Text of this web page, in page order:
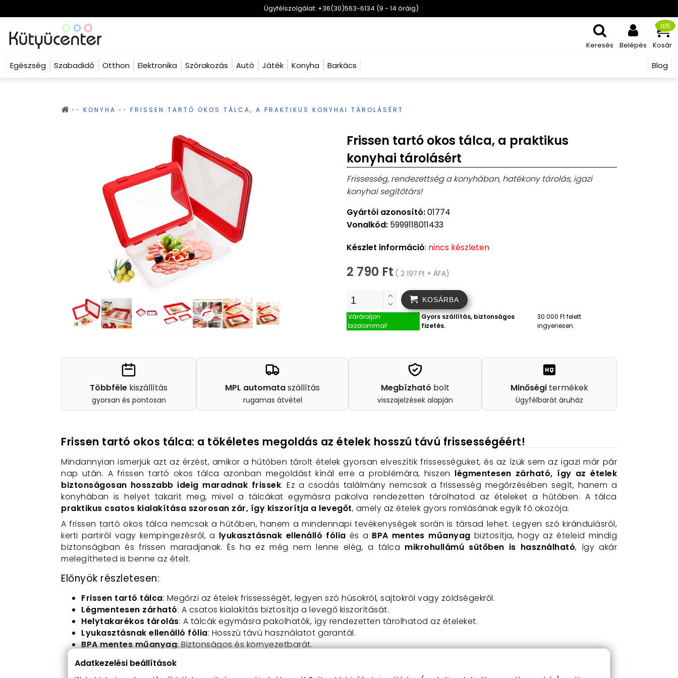
Ügyfélszolgálat: +36(30)563-6134 (9 - 14 óráig)
Keresés Belépés Kosár
105
Blog
Egészség Szabadidő Otthon Elektronika Szórakozás Autó Játék Konyha Barkács
KONYHA FRISSEN TARTÓ OKOS TÁLCA, A PRAKTIKUS KONYHAI TÁROLÁSÉRT
Frissen tartó okos tálca, a praktikus
konyhai tárolásért
Frissesség, rendezettség a konyhában, hatékony tárolás, igazi
konyhai segítőtárs!
Gyártói azonosító:01774
Vonalkód: 5999118011433
Készlet információ: nincs készleten
2 790 Ft ( 2 197 Ft + ÁFA)
KOSÁRBA
Várároljon
bizalommal!
Gyors szállítás, biztonságos
fizetés.
30.000 Ft felett
ingyenesen.
Többféle kiszállítás
gyorsan és pontosan
MPL automataszállítás
rugamas átvétel
Megbízható bolt
visszajelzések alapján
Minőségi termékek
Ügyfélbarát áruház
Frissen tartó okos tálca: a tökéletes megoldás az ételek hosszú távú frissességéért!
Mindannyian ismerjük azt az érzést, amikor a hűtőben tárolt ételek gyorsan elveszítik frissességüket, és az ízük sem az igazi már pár
nap után. A frissen tartó okos tálca azonban megoldást kínál erre a problémára, hiszen légmentesen zárható, így az ételek
biztonságosan hosszabb ideig maradnak frissek. Ez a csodás találmány nemcsak a frissesség megőrzésében segít, hanem a
konyhában is helyet takarít meg, mivel a tálcákat egymásra pakolva rendezetten tárolhatod az ételeket a hűtőben. A tálca
praktikus csatos kialakítása szorosan zár, így kiszorítja a levegőt, amely az ételek gyors romlásának egyik fő okozója.
A frissen tartó okos tálca nemcsak a hűtőben, hanem a mindennapi tevékenységek során is társad lehet. Legyen szó kirándulásról,
kerti partiról vagy kempingezésről, a lyukasztásnak ellenálló fólia és a BPA mentes műanyag biztosítja, hogy az ételeid mindig
biztonságban és frissen maradjanak. És ha ez még nem lenne elég, a tálca mikrohullámú sütőben is használható, így akár
melegítheted is benne az ételt.
Előnyök részletesen:
Frissen tartó tálca: Megőrzi az ételek frissességét, legyen szó húsokról, sajtokról vagy zöldségekről.
Légmentesen zárható: A csatos kialakítás biztosítja a levegő kiszorítását.
Helytakarékos tárolás: A tálcák egymásra pakolhatók, így rendezetten tárolhatod az ételeket.
Lyukasztásnak ellenálló fólia: Hosszú távú használatot garantál.
BPA mentes műanyag: Biztonságos és környezetbarát.
Mosogatógépben mosható
Adatkezelési beállítások